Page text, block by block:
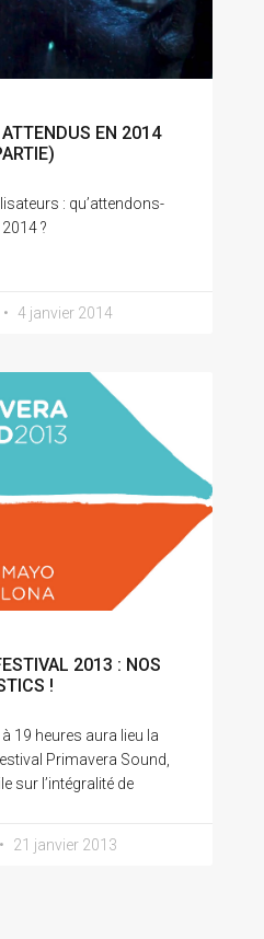
EN 2014
: qu’attendons-
?
4 janvier 2014
2013 : NOS
!
19 heures aura lieu la
Primavera Sound,
sur l’intégralité de
21 janvier 2013